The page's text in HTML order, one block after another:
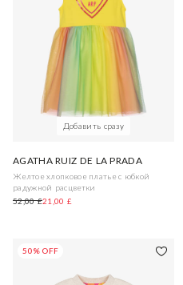
Добавить сразу
AGATHA RUIZ DE LA PRADA
Желтое хлопковое платье с юбкой
радужной расцветки
52,00 £21,00 £
50% OFF